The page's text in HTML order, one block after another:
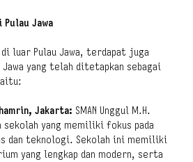
Pulau Jawa
luar Pulau Jawa, terdapat juga
yang telah ditetapkan sebagai
Jakarta: SMAN Unggul M.H.
sekolah yang memiliki fokus pada
dan teknologi. Sekolah ini memiliki
yang lengkap dan modern, serta